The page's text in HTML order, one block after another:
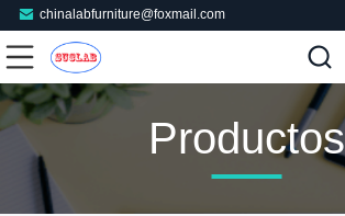
chinalabfurniture@foxmail.com
Productos